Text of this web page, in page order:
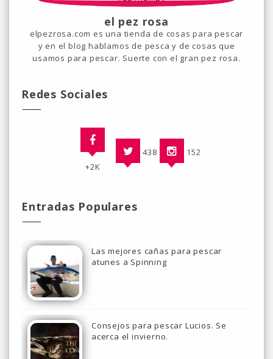
el pez rosa
elpezrosa.com es una tienda de cosas para pescar
y en el blog hablamos de pesca y de cosas que
usamos para pescar. Suerte con el gran pez rosa.
Redes Sociales
+2K
438 152
Entradas Populares
Las mejores cañas para pescar
atunes a Spinning
Consejos para pescar Lucios. Se
acerca el invierno.